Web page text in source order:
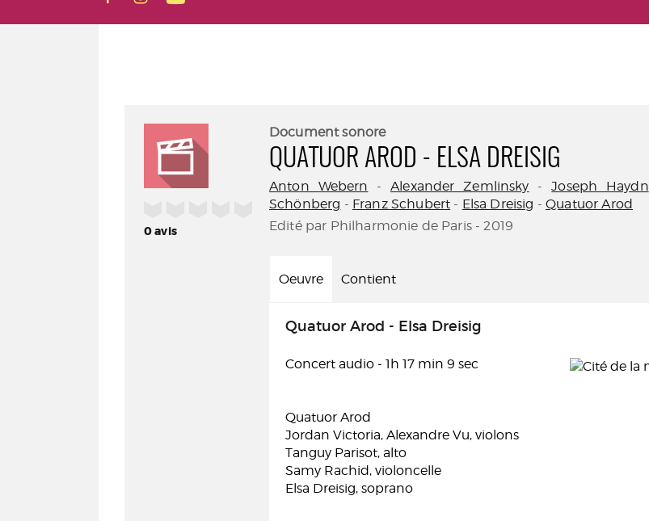
0avis
Document sonore
QUATUOR AROD - ELSA DREISIG
Anton Webern -Alexander Zemlinsky -Joseph Haydn
Schönberg - Franz Schubert - Elsa Dreisig -Quatuor Arod
Edité par Philharmonie de Paris - 2019
Oeuvre Contient
Quatuor Arod - Elsa Dreisig
Concert audio - 1h 17 min 9 sec
Quatuor Arod
Jordan Victoria, Alexandre Vu, violons
Tanguy Parisot, alto
Samy Rachid, violoncelle
Elsa Dreisig, soprano